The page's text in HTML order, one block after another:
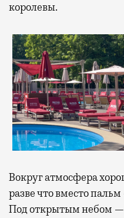
королевы.
Вокруг атмосфера
разве что вместо
Под открытым небом